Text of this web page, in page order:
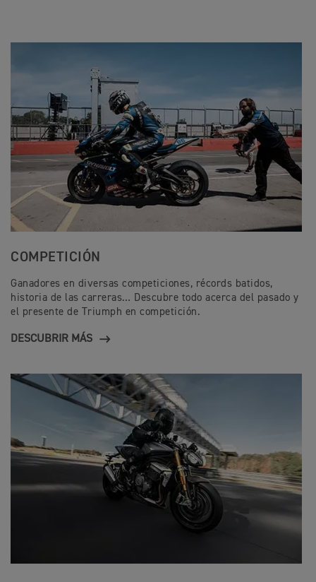
COMPETICIÓN
Ganadores en diversas competiciones, récords batidos,
historia de las carreras… Descubre todo acerca del pasado y
el presente de Triumph en competición.
DESCUBRIR MÁS